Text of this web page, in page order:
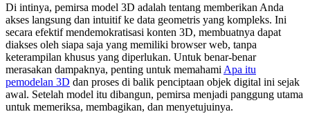
Di intinya, pemirsa model 3D adalah tentang memberikan Anda
akses langsung dan intuitif ke data geometris yang kompleks. Ini
secara efektif mendemokratisasi konten 3D, membuatnya dapat
diakses oleh siapa saja yang memiliki browser web, tanpa
keterampilan khusus yang diperlukan. Untuk benar-benar
merasakan dampaknya, penting untuk memahami Apa itu
pemodelan 3D dan proses di balik penciptaan objek digital ini sejak
awal. Setelah model itu dibangun, pemirsa menjadi panggung utama
untuk memeriksa, membagikan, dan menyetujuinya.